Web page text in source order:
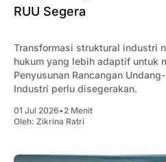
RUU Segera
Transformasi struktural industri
hukum yang lebih adaptif untuk
Penyusunan Rancangan
Industri perlu disegerakan.
01 Jul 2026•2 Menit
Oleh: Zikrina Ratri